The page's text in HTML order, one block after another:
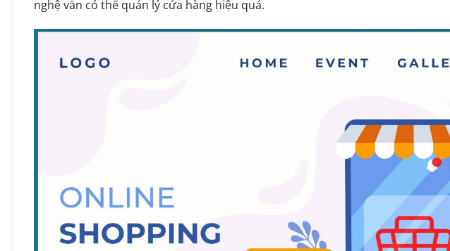
nghệ vẫn có thể quản lý cửa hàng hiệu quả.